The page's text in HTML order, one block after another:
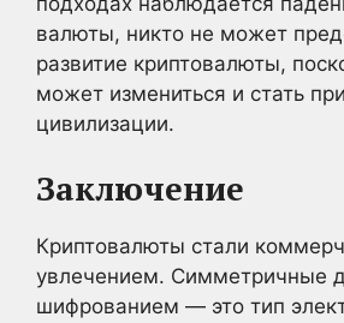
валюты, никто не может
развитие криптовалюты,
может измениться и стать
цивилизации.
Заключение
Криптовалюты стали
увлечением. Симметричные
шифрованием — это тип